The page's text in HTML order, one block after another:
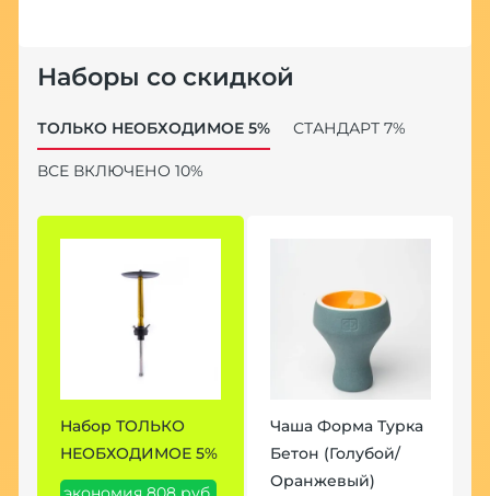
Наборы со скидкой
ТОЛЬКО НЕОБХОДИМОЕ 5% СТАНДАРТ 7%
ВСЕ ВКЛЮЧЕНО 10%
Набор ТОЛЬКО
НЕОБХОДИМОЕ 5%
Чаша Форма Турка
Бетон (Голубой/
Оранжевый)